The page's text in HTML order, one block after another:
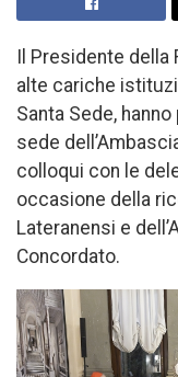
Il Presidente della
alte cariche
Santa Sede,
sede
colloqui con le
occasione della
Lateranensi e
Concordato.